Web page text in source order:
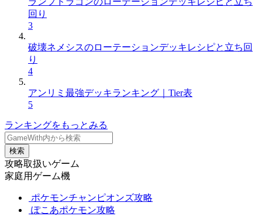
回り
3
破壊ネメシスのローテーションデッキレシピと立ち回
り
4
アンリミ最強デッキランキング｜Tier表
5
ランキングをもっとみる
検索
攻略取扱いゲーム
家庭用ゲーム機
ポケモンチャンピオンズ攻略
ぽこあポケモン攻略